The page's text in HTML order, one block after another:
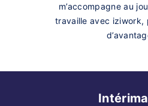
m’accompagne au
travaille avec iziwork,